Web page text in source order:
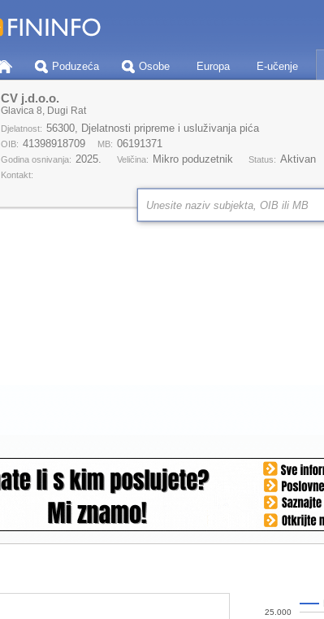
Poduzeća Osobe Europa E-učenje
CV j.d.o.o.
Glavica 8, Dugi Rat
Djelatnost: 56300, Djelatnosti pripreme i usluživanja pića
OIB: 41398918709 MB: 06191371
Godina osnivanja: 2025. Veličina: Mikro poduzetnik Status: Aktivan
Kontakt:
25.000